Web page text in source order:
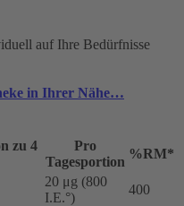
auf Ihre Bedürfnisse
in Ihrer Nähe…
zu 4
Pro
Tagesportion
%RM*
20 μg (800
I.E.°)
400